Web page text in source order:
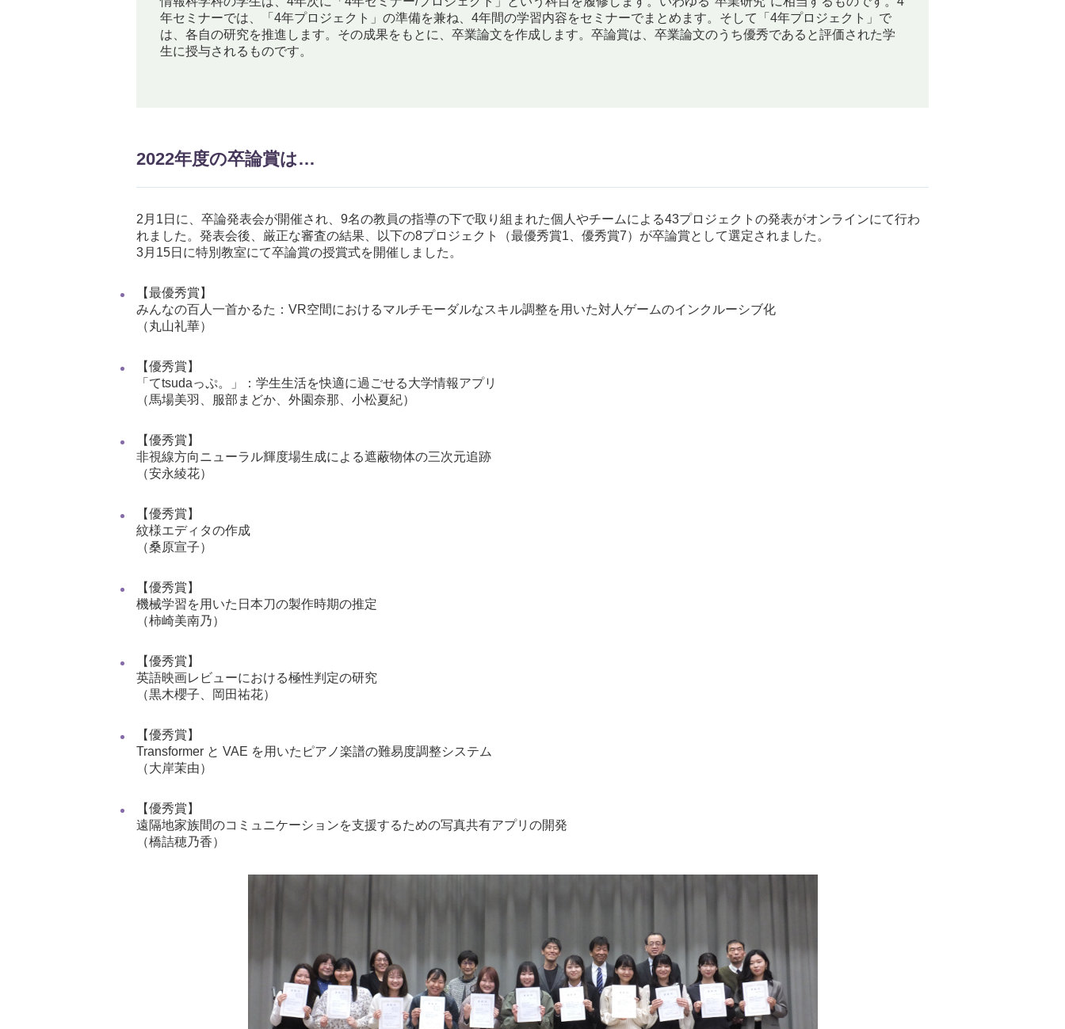
年セミナーでは、「4年プロジェクト」の準備を兼ね、4年間の学習内容をセミナーでまとめます。そして「4年プロジェクト」で
は、各自の研究を推進します。その成果をもとに、卒業論文を作成します。卒論賞は、卒業論文のうち優秀であると評価された学
生に授与されるものです。
2022年度の卒論賞は…
2月1日に、卒論発表会が開催され、9名の教員の指導の下で取り組まれた個人やチームによる43プロジェクトの発表がオンラインにて行わ
れました。発表会後、厳正な審査の結果、以下の8プロジェクト（最優秀賞1、優秀賞7）が卒論賞として選定されました。
3月15日に特別教室にて卒論賞の授賞式を開催しました。
【最優秀賞】
みんなの百人一首かるた：VR空間におけるマルチモーダルなスキル調整を用いた対人ゲームのインクルーシブ化
（丸山礼華）
【優秀賞】
「てtsudaっぷ。」：学生生活を快適に過ごせる大学情報アプリ
（馬場美羽、服部まどか、外園奈那、小松夏紀）
【優秀賞】
非視線方向ニューラル輝度場生成による遮蔽物体の三次元追跡
（安永綾花）
【優秀賞】
紋様エディタの作成
（桑原宣子）
【優秀賞】
機械学習を用いた日本刀の製作時期の推定
（柿崎美南乃）
【優秀賞】
英語映画レビューにおける極性判定の研究
（黒木櫻子、岡田祐花）
【優秀賞】
Transformer と VAE を用いたピアノ楽譜の難易度調整システム
（大岸茉由）
【優秀賞】
遠隔地家族間のコミュニケーションを支援するための写真共有アプリの開発
（橋詰穂乃香）